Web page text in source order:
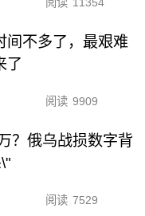
间不多了，最艰难
了
阅读 9909
？俄乌战损数字背
阅读 7529